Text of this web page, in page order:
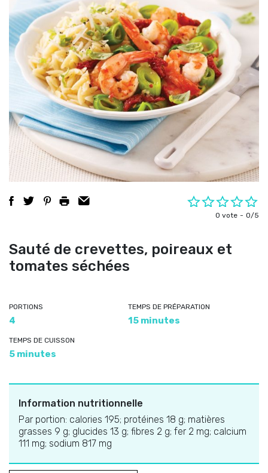
0 vote 0/5
Sauté de crevettes, poireaux et
tomates séchées
PORTIONS
4
TEMPS DE PRÉPARATION
15 minutes
TEMPS DE CUISSON
5 minutes
Information nutritionnelle
Par portion: calories 195; protéines 18 g; matières
grasses 9 g; glucides 13 g; fibres 2 g; fer 2 mg; calcium
111 mg; sodium 817 mg